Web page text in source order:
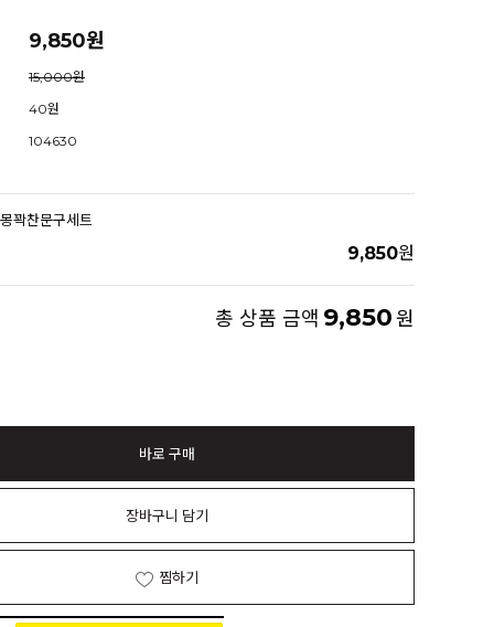
9,850원
15,000원
40원
104630
꽉찬문구세트
9,850원
총 상품 금액 9,850원
바로 구매
장바구니 담기
찜하기